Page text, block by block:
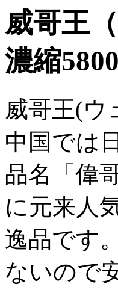
威哥王
濃縮
威哥王(ウ
中国では
品名「偉
に元来人
逸品です
ないので